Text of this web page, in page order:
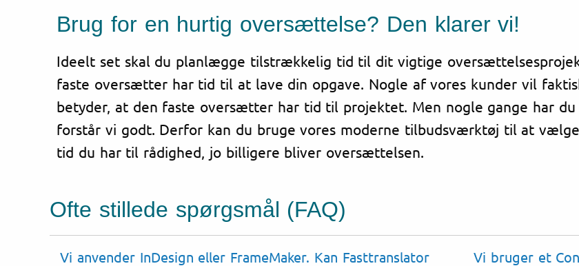
Brug for en hurtig oversættelse? Den klarer vi!
Ideelt set skal du planlægge tilstrækkelig tid til dit vigtige
faste oversætter har tid til at lave din opgave. Nogle af vores kunder vil
betyder, at den faste oversætter har tid til projektet. Men nogle gange har
forstår vi godt. Derfor kan du bruge vores moderne tilbudsværktøj til at
tid du har til rådighed, jo billigere bliver oversættelsen.
Ofte stillede spørgsmål (FAQ)
Vi anvender InDesign eller FrameMaker. Kan Fasttranslator
Vi bruger et